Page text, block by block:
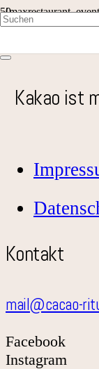
sc_subtitle=”Hier
Kakao ist
Kontakt
mail@cacao-
Facebook
Instagram